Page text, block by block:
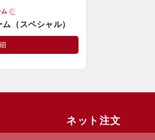
（スペシャル）
ネット注文